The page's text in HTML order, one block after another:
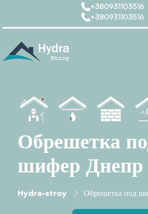
+380931103516
+380931103516
Обрешетка
шифер Днепр
Hydra-stroy Обрешетка под